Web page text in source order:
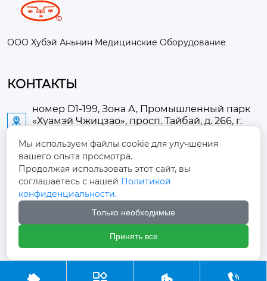
ООО Хубэй Аньнин Медицинские Оборудование
КОНТАКТЫ

номер D1-199, Зона А, Промышленный парк
«Хуамэй Чжицзао», просп. Тайбай, д. 266, г.
 2673889948@qq.com
+86-13705274289
+86-19084124289
Мы используем файлы cookie для улучшения
вашего опыта просмотра.
Продолжая использовать этот сайт, вы
соглашаетесь с нашей Политикой
конфиденциальности.
Только необходимые
Принять все